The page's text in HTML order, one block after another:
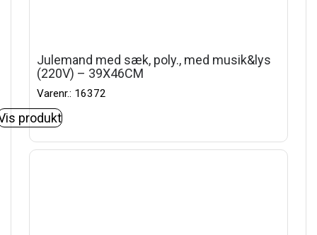
Julemand med sæk, poly., med musik&lys
(220V) – 39X46CM
Varenr.: 16372
produkt